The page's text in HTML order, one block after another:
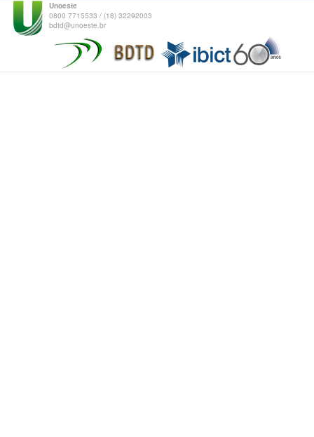
Unoeste
0800 7715533 / (18) 32292003
bdtd@unoeste.br